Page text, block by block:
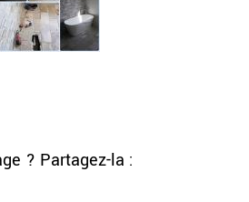
? Partagez-la :